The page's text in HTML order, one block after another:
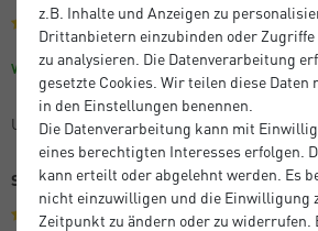
Verifizierter Kauf Größe: 60 x 80 cm Farbe:
Unbekannt
Sehr gutes Preis-Leistungs-Verhältnis
z.B. Inhalte und Anzeigen zu
Drittanbietern einzubinden oder Zugriffe
zu analysieren. Die Datenverarbeitung
gesetzte Cookies. Wir teilen diese
in den Einstellungen benennen.
Die Datenverarbeitung kann mit
eines berechtigten Interesses erfolgen.
kann erteilt oder abgelehnt werden. Es
nicht einzuwilligen und die Einwilligung
Zeitpunkt zu ändern oder zu widerrufen.